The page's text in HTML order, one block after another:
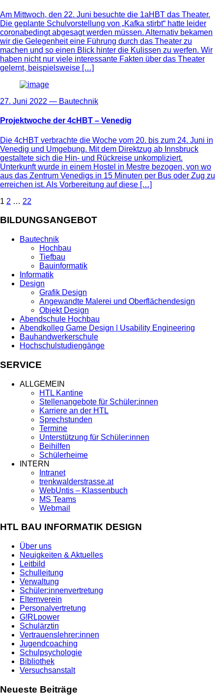
Am Mittwoch, den 22. Juni besuchte die 1aHBT das Theater.
Die geplante Schulvorstellung von „Kafka stirbt“ hatte leider
coronabedingt abgesagt werden müssen. Alternativ bekamen
wir die Gelegenheit eine Führung durch das Theater zu
machen und so einen Blick hinter die Kulissen zu werfen. Wir
haben nicht nur viele interessante Fakten über das Theater
gelernt, beispielsweise […]
27. Juni 2022 — Bautechnik
Projektwoche der 4cHBT – Venedig
Die 4cHBT verbrachte die Woche vom 20. bis zum 24. Juni in
Venedig und Umgebung. Mit dem Direktzug ab Innsbruck
gestaltete sich die Hin- und Rückreise unkompliziert.
Unterkunft wurde in einem Hostel in Mestre bezogen, von wo
aus das Zentrum Venedigs in 15 Minuten per Bus oder Zug zu
erreichen ist. Als Vorbereitung auf diese […]
Seitennummerierung
der
1 2 … 22
BILDUNGSANGEBOT
Bautechnik
Hochbau
Tiefbau
Bauinformatik
Informatik
Design
Grafik Design
Angewandte Malerei und Oberflächendesign
Objekt Design
Abendschule Hochbau
Abendkolleg Game Design | Usability Engineering
Bauhandwerkerschule
Hochschulstudiengänge
SERVICE
ALLGEMEIN
HTL Kantine
Stellenangebote für Schüler:innen
Karriere an der HTL
Sprechstunden
Termine
Unterstützung für Schüler:innen
Beihilfen
Schülerheime
INTERN
Intranet
trenkwalderstrasse.at
WebUntis – Klassenbuch
MS Teams
Webmail
HTL BAU INFORMATIK DESIGN
Über uns
Neuigkeiten & Aktuelles
Leitbild
Schulleitung
Verwaltung
Schüler:innenvertretung
Elternverein
Personalvertretung
G!RLpower
Schulärztin
Vertrauenslehrer:innen
Jugendcoaching
Schulpsychologie
Bibliothek
Versuchsanstalt
Neueste Beiträge